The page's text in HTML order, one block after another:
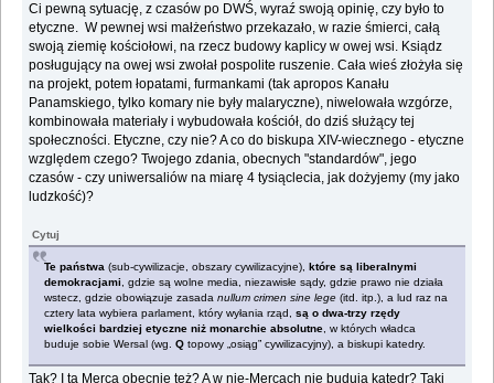
Ci pewną sytuację, z czasów po DWŚ, wyraź swoją opinię, czy było to
etyczne. W pewnej wsi małżeństwo przekazało, w razie śmierci, całą
swoją ziemię kościołowi, na rzecz budowy kaplicy w owej wsi. Ksiądz
posługujący na owej wsi zwołał pospolite ruszenie. Cała wieś złożyła się
na projekt, potem łopatami, furmankami (tak apropos Kanału
Panamskiego, tylko komary nie były malaryczne), niwelowała wzgórze,
kombinowała materiały i wybudowała kościół, do dziś służący tej
społeczności. Etyczne, czy nie? A co do biskupa XIV-wiecznego - etyczne
względem czego? Twojego zdania, obecnych "standardów", jego
czasów - czy uniwersaliów na miarę 4 tysiąclecia, jak dożyjemy (my jako
ludzkość)?
Cytuj
Te państwa (sub-cywilizacje, obszary cywilizacyjne),które są liberalnymi
demokracjami
, gdzie są wolne media, niezawisłe sądy, gdzie prawo nie działa
wstecz, gdzie obowiązuje zasadanullum crimen sine lege (itd. itp.), a lud raz na
cztery lata wybiera parlament, który wyłania rząd,są o dwa-trzy rzędy
wielkości bardziej etyczne niż monarchie absolutne , w których władca
buduje sobie Wersal (wg.Q topowy „osiąg” cywilizacyjny), a biskupi katedry.
Tak? I ta Merca obecnie też? A w nie-Mercach nie budują katedr? Taki